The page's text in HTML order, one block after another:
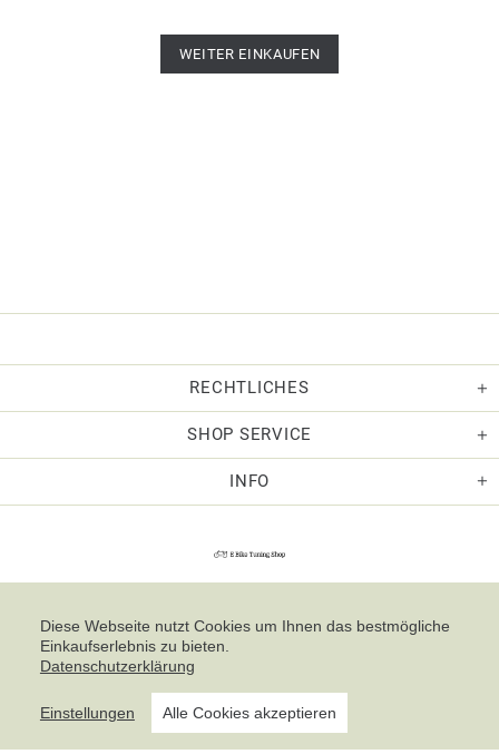
WEITER EINKAUFEN
RECHTLICHES
SHOP SERVICE
INFO
Diese Webseite nutzt Cookies um Ihnen das bestmögliche
Einkaufserlebnis zu bieten.
Datenschutzerklärung
Einstellungen Alle Cookies akzeptieren